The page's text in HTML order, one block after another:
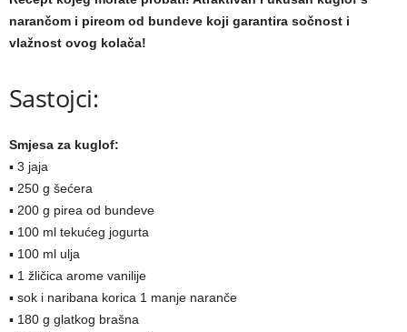
narančom i pireom od bundeve koji garantira sočnost i
vlažnost ovog kolača!
Sastojci:
Smjesa za kuglof:
▪ 3 jaja
▪ 250 g šećera
▪ 200 g pirea od bundeve
▪ 100 ml tekućeg jogurta
▪ 100 ml ulja
▪ 1 žličica arome vanilije
▪ sok i naribana korica 1 manje naranče
▪ 180 g glatkog brašna